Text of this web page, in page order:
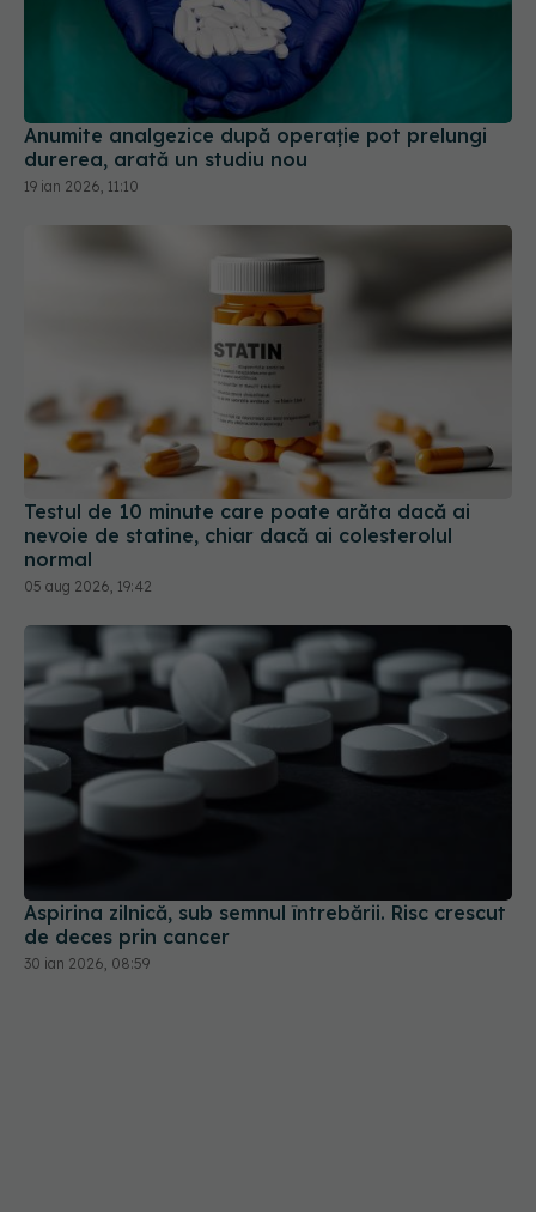
Anumite analgezice după operație pot prelungi
durerea, arată un studiu nou
19 ian 2026, 11:10
Testul de 10 minute care poate arăta dacă ai
nevoie de statine, chiar dacă ai colesterolul
normal
05 aug 2026, 19:42
Aspirina zilnică, sub semnul întrebării. Risc crescut
de deces prin cancer
30 ian 2026, 08:59